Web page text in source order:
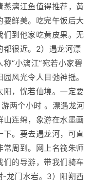
蒸漓江鱼值得推荐，黄
鲜美。吃完午饭后大
们到他家吃黄皮果。无
都很近。2）遇龙河漂
“小漓江”宛若小家碧
风光令人目弛神摇。
阳，恍若仙境。一定要
两个小时 。漂遇龙河
连绵，象游在水墨画
。要去遇龙河，可直
常周到。网上名筏朱师
的导游，带我们骑车
龙门水岩。3）阳朔西